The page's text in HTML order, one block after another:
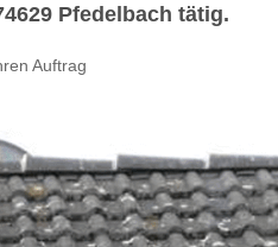
Pfedelbach tätig.
Auftrag